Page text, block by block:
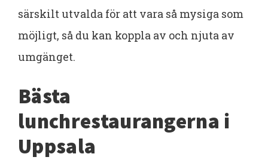
särskilt utvalda för att vara så mysiga som
möjligt, så du kan koppla av och njuta av
umgänget.
Bästa
lunchrestaurangerna i
Uppsala